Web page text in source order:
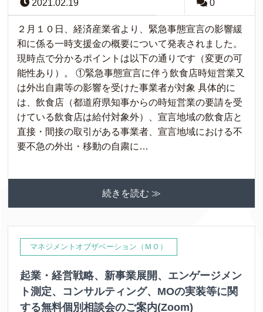
2021.02.19 0
２月１０日、経済産業省より、緊急事態宣言の影響緩
和に係る一時支援金の概要について発表されました。
現時点で分かるポイントは以下の通りです（変更の可
能性あり）。 ①緊急事態宣言に伴う飲食店時短営業又
は外出自粛等の影響を受けた事業者が対象 具体的に
は、飲食店（都道府県知事からの時短営業の要請を受
けている飲食店は給付対象外）、宣言地域の飲食店と
直接・間接の取引がある事業者、宣言地域における不
要不急の外出・移動の自粛に…
続きを読む ≫
マネジメントオブザベーション（ＭＯ）
起業・経営戦略、新事業展開、エンゲージメン
ト測定、コンサルティング、MOの実装等に関
する無料個別相談会のご案内(Zoom)